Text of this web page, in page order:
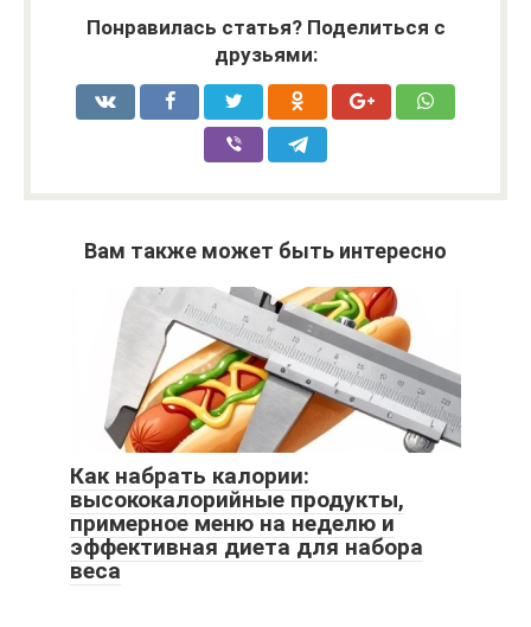
Понравилась статья? Поделиться с
друзьями:
Вам также может быть интересно
Как набрать калории:
высококалорийные продукты,
примерное меню на неделю и
эффективная диета для набора
веса